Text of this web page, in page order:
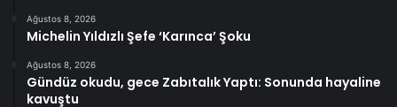
Ağustos 8, 2026
Michelin Yıldızlı Şefe ‘Karınca’ Şoku
Ağustos 8, 2026
Gündüz okudu, gece Zabıtalık Yaptı: Sonunda hayaline
kavuştu